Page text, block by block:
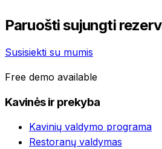
Paruošti sujungti
Susisiekti su mumis
Free demo available
Kavinės ir prekyba
Kavinių valdymo programa
Restoranų valdymas